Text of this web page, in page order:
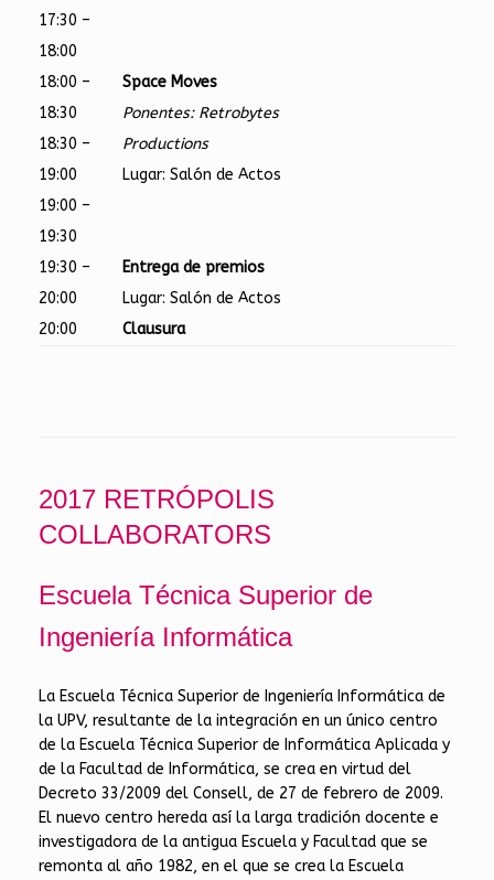
17:30 –
18:00
18:00 –
18:30
Space Moves
Ponentes: Retrobytes
Productions
Lugar: Salón de Actos
18:30 –
19:00
19:00 –
19:30
19:30 –
20:00
Entrega de premios
Lugar: Salón de Actos
20:00
Clausura
2017 RETRÓPOLIS
COLLABORATORS
Escuela Técnica Superior de
Ingeniería Informática
La Escuela Técnica Superior de Ingeniería Informática de
la UPV, resultante de la integración en un único centro
de la Escuela Técnica Superior de Informática Aplicada y
de la Facultad de Informática, se crea en virtud del
Decreto 33/2009 del Consell, de 27 de febrero de 2009.
El nuevo centro hereda así la larga tradición docente e
investigadora de la antigua Escuela y Facultad que se
remonta al año 1982, en el que se crea la Escuela